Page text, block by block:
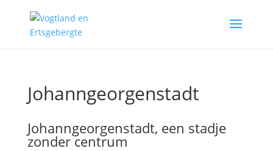
Johanngeorgenstadt
Johanngeorgenstadt, een stadje
zonder centrum